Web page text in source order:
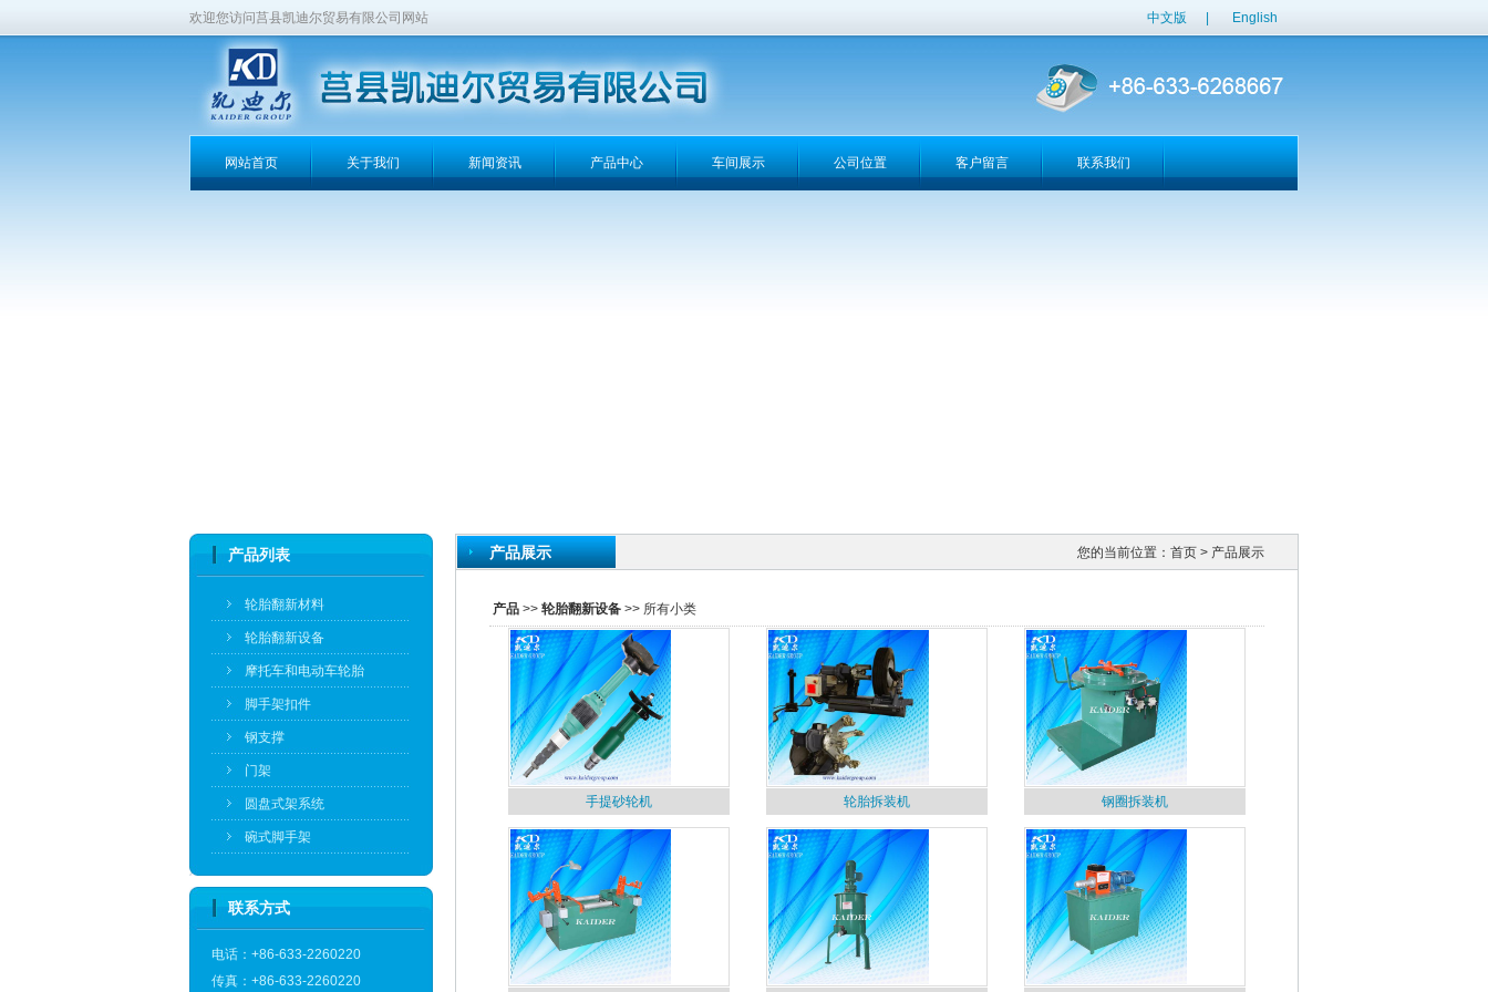
欢迎您访问莒县凯迪尔贸易有限公司网站 中文版 English
网站首页 关于我们 新闻资讯 产品中心 车间展示 公司位置 客户留言 联系我们
产品列表
轮胎翻新材料
轮胎翻新设备
摩托车和电动车轮胎
脚手架扣件
钢支撑
门架
圆盘式架系统
碗式脚手架
联系方式
电话：+86-633-2260220
传真：+86-633-2260220
您的当前位置： 首页 > 产品展示
产品展示
产品 >> 轮胎翻新设备 >> 所有小类
手提砂轮机 轮胎拆装机 钢圈拆装机